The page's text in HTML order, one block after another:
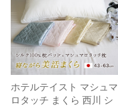
ホテルテイスト マシュマ
ロタッチ まくら 西川 シ